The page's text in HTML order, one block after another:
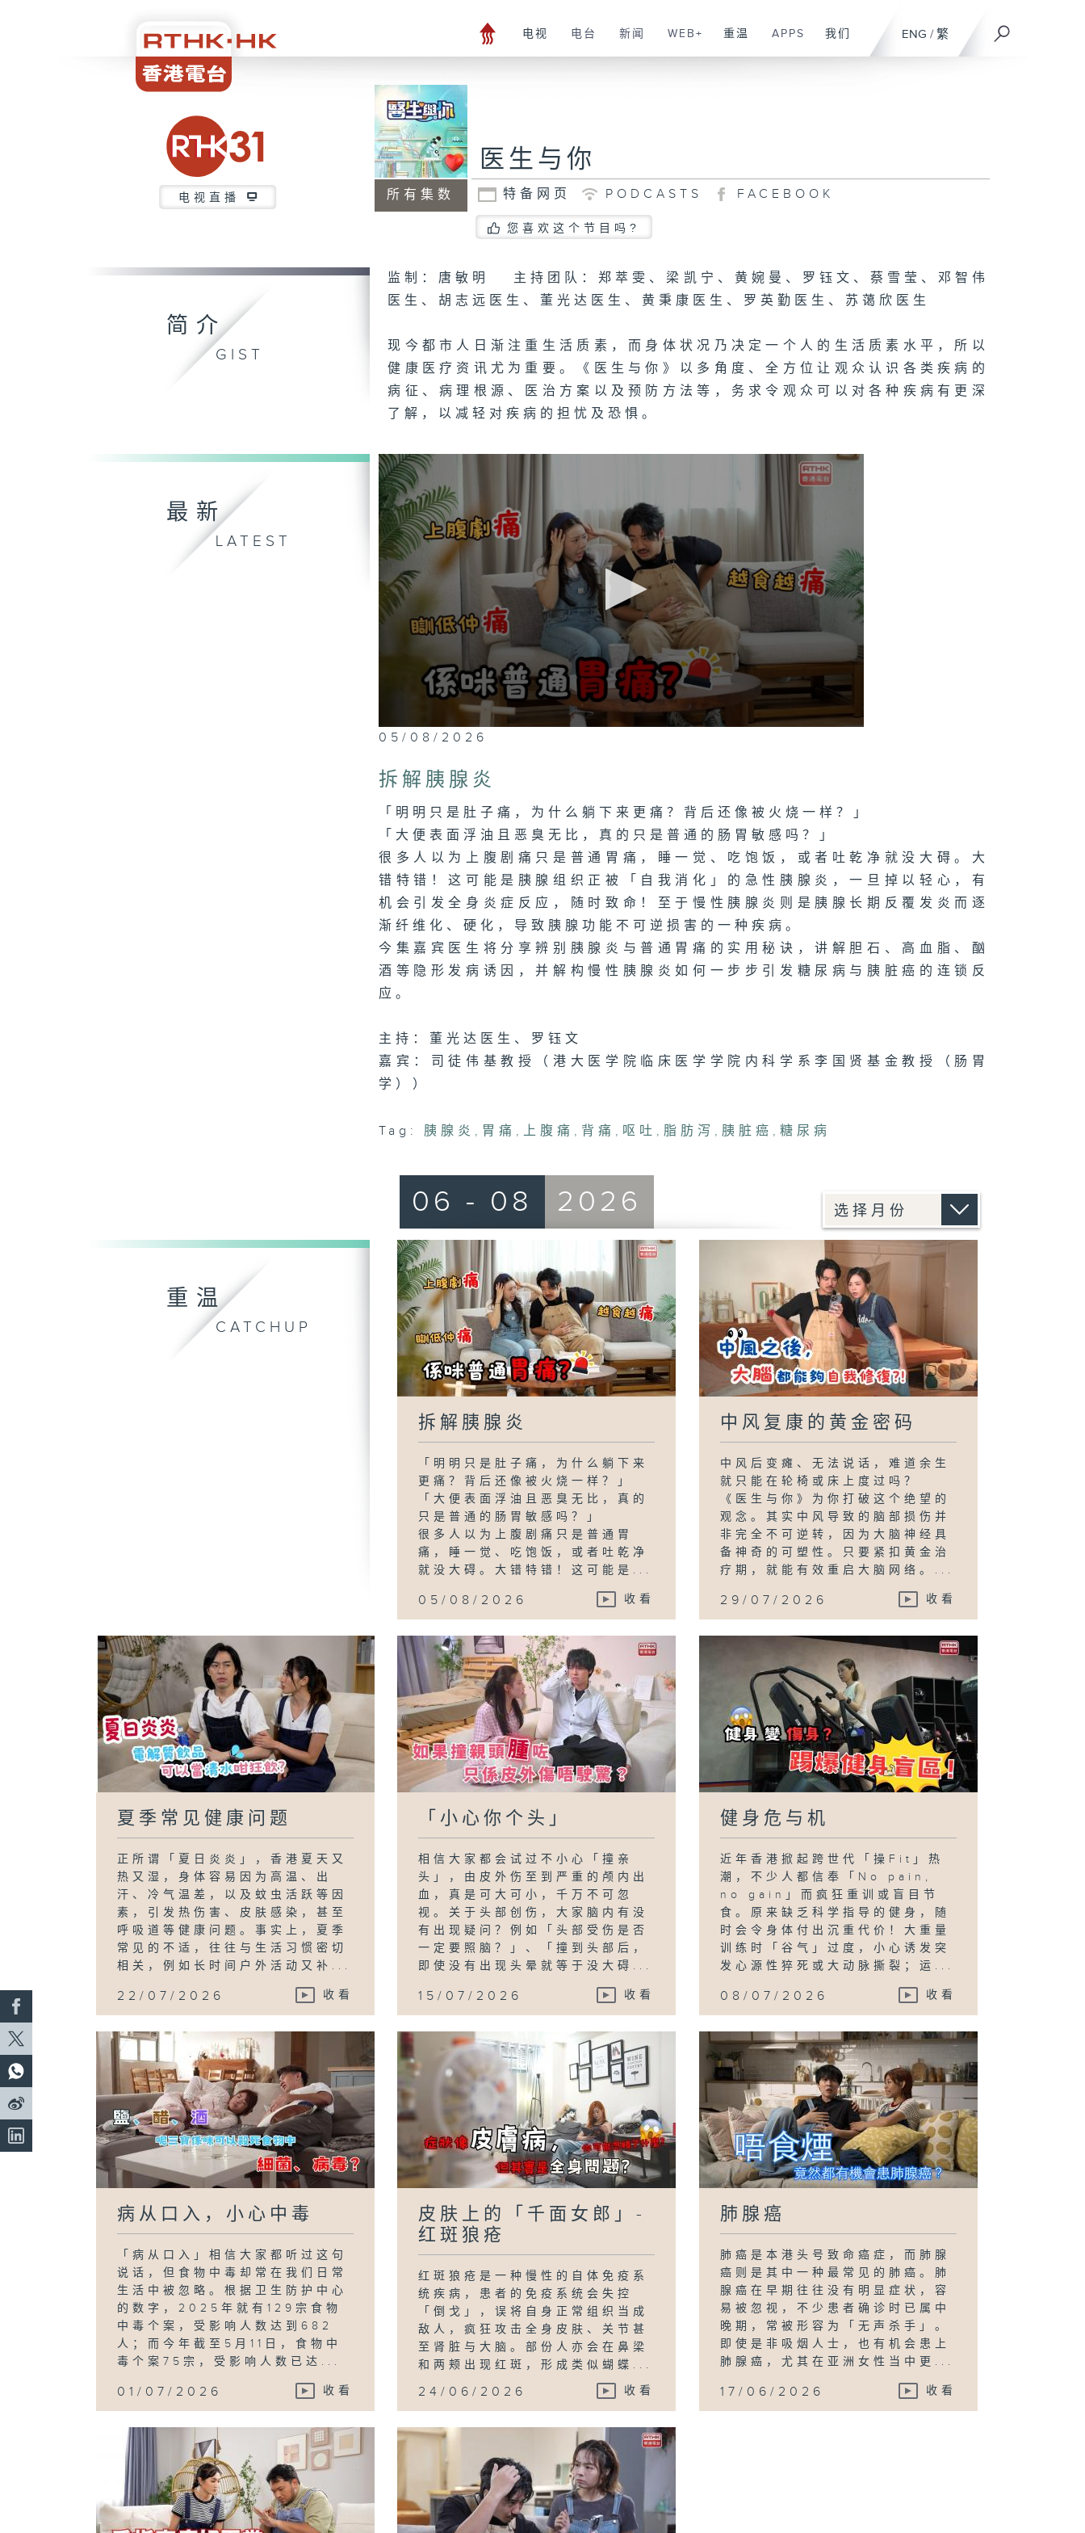
ENG / 繁
电视 电台 新闻 WEB+ 重温 APPS 我们
电视直播 所有集数
医生与你
特备网页 PODCASTS FACEBOOK
您喜欢这个节目吗?
简介
GIST
监制：唐敏明 主持团队：郑萃雯、梁凯宁、黄婉曼、罗钰文、蔡雪莹、邓智伟
医生、胡志远医生、董光达医生、黄秉康医生、罗英勤医生、苏蔼欣医生
现今都市人日渐注重生活质素，而身体状况乃决定一个人的生活质素水平，所以
健康医疗资讯尤为重要。《医生与你》以多角度、全方位让观众认识各类疾病的
病征、病理根源、医治方案以及预防方法等，务求令观众可以对各种疾病有更深
了解，以减轻对疾病的担忧及恐惧。
最新
LATEST
0
seconds
24
minutes,
secondsVolume
90%
05/08/2026
拆解胰腺炎
「明明只是肚子痛，为什么躺下来更痛？背后还像被火烧一样？」
「大便表面浮油且恶臭无比，真的只是普通的肠胃敏感吗？」
很多人以为上腹剧痛只是普通胃痛，睡一觉、吃饱饭，或者吐乾净就没大碍。大
错特错！这可能是胰腺组织正被「自我消化」的急性胰腺炎，一旦掉以轻心，有
机会引发全身炎症反应，随时致命！至于慢性胰腺炎则是胰腺长期反覆发炎而逐
渐纤维化、硬化，导致胰腺功能不可逆损害的一种疾病。
今集嘉宾医生将分享辨别胰腺炎与普通胃痛的实用秘诀，讲解胆石、高血脂、酗
酒等隐形发病诱因，并解构慢性胰腺炎如何一步步引发糖尿病与胰脏癌的连锁反
应。
主持：董光达医生、罗钰文
嘉宾：司徒伟基教授（港大医学院临床医学学院内科学系李国贤基金教授（肠胃
学））
Tag: 胰腺炎 , 胃痛 , 上腹痛 , 背痛 , 呕吐 , 脂肪泻 , 胰脏癌 , 糖尿病
重温
CATCHUP
06 - 08 2026
拆解胰腺炎
「明明只是肚子痛，为什么躺下来
更痛？背后还像被火烧一样？」
「大便表面浮油且恶臭无比，真的
只是普通的肠胃敏感吗？」
很多人以为上腹剧痛只是普通胃
痛，睡一觉、吃饱饭，或者吐乾净
就没大碍。大错特错！这可能是...
05/08/2026 收看
中风复康的黄金密码
中风后变瘫、无法说话，难道余生
就只能在轮椅或床上度过吗？
《医生与你》为你打破这个绝望的
观念。其实中风导致的脑部损伤并
非完全不可逆转，因为大脑神经具
备神奇的可塑性。只要紧扣黄金治
疗期，就能有效重启大脑网络。...
29/07/2026 收看
夏季常见健康问题
正所谓「夏日炎炎」，香港夏天又
热又湿，身体容易因为高温、出
汗、冷气温差，以及蚊虫活跃等因
素，引发热伤害、皮肤感染，甚至
呼吸道等健康问题。事实上，夏季
常见的不适，往往与生活习惯密切
相关，例如长时间户外活动又补...
22/07/2026 收看
「小心你个头」
相信大家都会试过不小心「撞亲
头」，由皮外伤至到严重的颅内出
血，真是可大可小，千万不可忽
视。关于头部创伤，大家脑内有没
有出现疑问？例如「头部受伤是否
一定要照脑？」、「撞到头部后，
即使没有出现头晕就等于没大碍...
15/07/2026 收看
健身危与机
近年香港掀起跨世代「操Fit」热
潮，不少人都信奉「No pain,
no gain」而疯狂重训或盲目节
食。原来缺乏科学指导的健身，随
时会令身体付出沉重代价！大重量
训练时「谷气」过度，小心诱发突
发心源性猝死或大动脉撕裂；运...
08/07/2026 收看
病从口入，小心中毒
「病从口入」相信大家都听过这句
说话，但食物中毒却常在我们日常
生活中被忽略。根据卫生防护中心
的数字，2025年就有129宗食物
中毒个案，受影响人数达到682
人；而今年截至5月11日，食物中
毒个案75宗，受影响人数已达...
01/07/2026 收看
皮肤上的「千面女郎」-
红斑狼疮
红斑狼疮是一种慢性的自体免疫系
统疾病，患者的免疫系统会失控
「倒戈」，误将自身正常组织当成
敌人，疯狂攻击全身皮肤、关节甚
至肾脏与大脑。部份人亦会在鼻梁
和两颊出现红斑，形成类似蝴蝶...
24/06/2026 收看
肺腺癌
肺癌是本港头号致命癌症，而肺腺
癌则是其中一种最常见的肺癌。肺
腺癌在早期往往没有明显症状，容
易被忽视，不少患者确诊时已属中
晚期，常被形容为「无声杀手」。
即使是非吸烟人士，也有机会患上
肺腺癌，尤其在亚洲女性当中更...
17/06/2026 收看